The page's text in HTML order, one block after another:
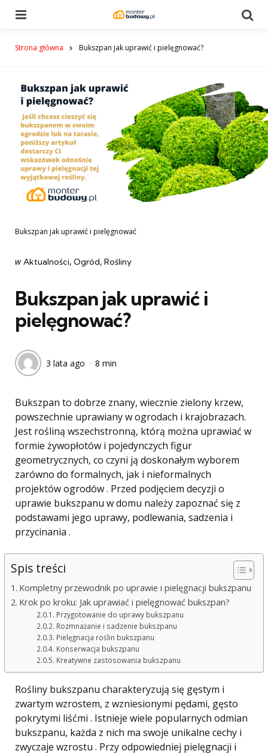
Strona główna Bukszpan jak uprawić i pielęgnować?
Bukszpan jak uprawić i pielęgnować
Categories
post
w Aktualności Ogród Rośliny
Bukszpan jak uprawić i
pielęgnować?
3 lata ago 8 min
Bukszpan to dobrze znany, wiecznie zielony krzew,
powszechnie uprawiany w ogrodach i krajobrazach.
Jest rośliną wszechstronną, którą można uprawiać w
formie żywopłotów i pojedynczych figur
geometrycznych, co czyni ją doskonałym wyborem
zarówno do formalnych, jak i nieformalnych
projektów ogrodów . Przed podjęciem decyzji o
uprawie bukszpanu w domu należy zapoznać się z
podstawami jego uprawy, podlewania, sadzenia i
przycinania .
Spis treści
Kompletny przewodnik po uprawie i pielęgnacji bukszpanu
Krok po kroku: Jak uprawiać i pielęgnować bukszpan?
Przygotowanie do uprawy bukszpanu
Rozmnażanie i sadzenie bukszpanu
Pielęgnacja roślin bukszpanu
Konserwacja bukszpanu
Kreatywne zastosowania bukszpanu
Rośliny bukszpanu charakteryzują się gęstym i
zwartym wzrostem, z wzniesionymi pędami, gęsto
pokrytymi liśćmi . Istnieje wiele popularnych odmian
bukszpanu, każda z nich ma swoje unikalne cechy i
zwyczaje wzrostu . Przy odpowiedniej pielęgnacji i